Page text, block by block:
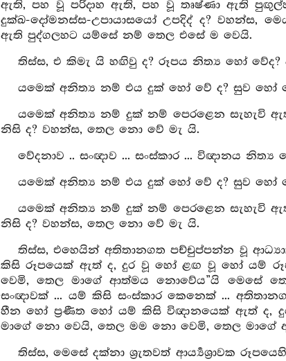
ඇති, පහ වූ පරිදාහ ඇති, පහ වූ තෘෂ්ණා ඇති
දුක්ඛ-දෝමනස්ස-උපායාසයෝ උපදිද් ද? වහන්ස,
ඇති පුද්ගලහට යම්සේ නම් තෙල එසේ ම වෙයි.
තිස්ස, එ කිමැ යි හඟිවු ද? රූපය නිත්‍ය හෝ
යමෙක් අනිත්‍ය නම් එය දුක් හෝ වේ ද? සුව හෝ
යමෙක් අනිත්‍ය නම් දුක් නම් පෙරළෙන සැහැවි
නිසි ද? වහන්ස, තෙල නො වේ මැ යි.
වේදනාව .. සංඥාව ... සංස්කාර ... විඥානය
යමෙක් අනිත්‍ය නම් එය දුක් හෝ වේ ද? සුව හෝ
යමෙක් අනිත්‍ය නම් දුක් නම් පෙරළෙන සැහැවි
නිසි ද? වහන්ස, තෙල නො වේ මැ යි.
තිස්ස, එහෙයින් අතිතානගත පච්චුප්පන්න වූ
කිසි රූපයෙක් ඇත් ද, දුර වූ හෝ ළඟ වූ හෝ යම්
වෙමි, තෙල මාගේ ආත්මය නොවේය”යි මෙසේ
සංඥාවක් ... යම් කිසි සංස්කාර කෙනෙක් ...
හීන හෝ ප්‍රණීත හෝ යම් කිසි විඥානයෙක් ඇත් ද,
මාගේ නො වෙයි, තෙල මම නො වෙමි, තෙල
තිස්ස, මෙසේ දක්නා ශ්‍රැතවත් ආර්‍ය්‍යශ්‍රාවක